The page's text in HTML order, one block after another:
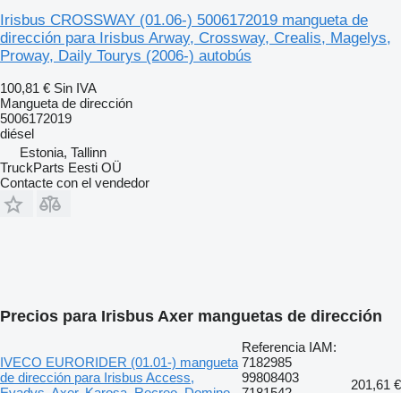
Irisbus CROSSWAY (01.06-) 5006172019 mangueta de
dirección para Irisbus Arway, Crossway, Crealis, Magelys,
Proway, Daily Tourys (2006-) autobús
100,81 € Sin IVA
Mangueta de dirección
5006172019
diésel
Estonia, Tallinn
TruckParts Eesti OÜ
Contacte con el vendedor
Precios para Irisbus Axer manguetas de dirección
IVECO EURORIDER (01.01-) mangueta
de dirección para Irisbus Access,
Referencia IAM:
7182985
99808403
201,61 €